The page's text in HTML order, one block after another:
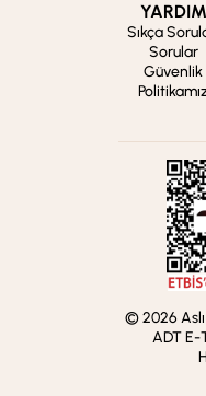
YARDIM
Sıkça
Sorular
Güvenlik
© 2026 Aslı
ADT